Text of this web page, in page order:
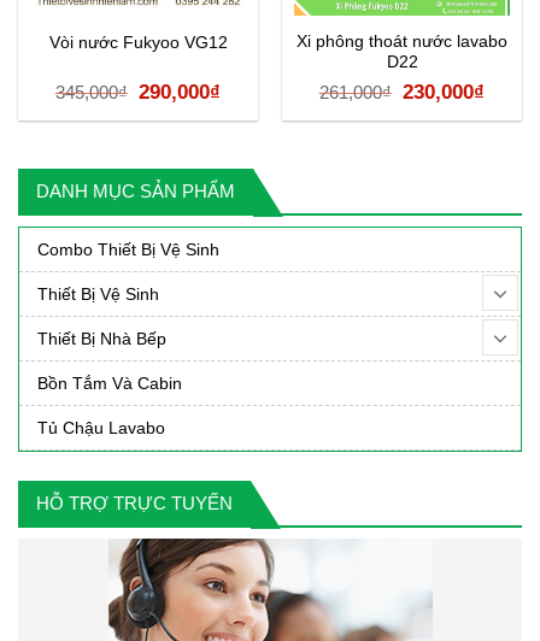
DANH MỤC SẢN PHẨM
Combo Thiết Bị Vệ Sinh
Thiết Bị Vệ Sinh
Thiết Bị Nhà Bếp
Bồn Tắm Và Cabin
Tủ Chậu Lavabo
HỖ TRỢ TRỰC TUYẾN
Vòi nước Fukyoo VG12
345,000₫ Giá
gốc
345,000₫.
290,000₫
hiện
là:
290,000₫.
Xi phông thoát nước lavabo
D22
261,000₫ Giá
gốc
230,000₫
hiện